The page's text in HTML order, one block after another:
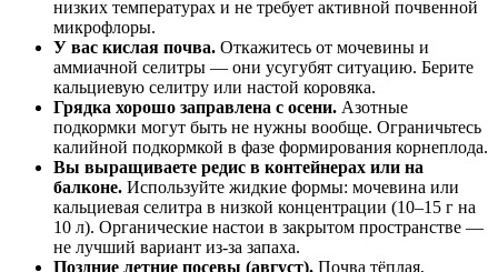
низких температурах и не требует активной почвенной
микрофлоры.
У вас кислая почва. Откажитесь от мочевины и
аммиачной селитры — они усугубят ситуацию. Берите
кальциевую селитру или настой коровяка.
Грядка хорошо заправлена с осени. Азотные
подкормки могут быть не нужны вообще. Ограничьтесь
калийной подкормкой в фазе формирования корнеплода.
Вы выращиваете редис в контейнерах или на
балконе. Используйте жидкие формы: мочевина или
кальциевая селитра в низкой концентрации (10–15 г на
10 л). Органические настои в закрытом пространстве —
не лучший вариант из-за запаха.
Поздние летние посевы (август). Почва тёплая,